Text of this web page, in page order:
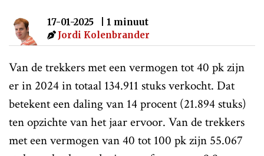
17-01-2025
| 1 minuut
Jordi Kolenbrander
Van de trekkers met een vermogen tot 40 pk zijn
er in 2024 in totaal 134.911 stuks verkocht. Dat
betekent een daling van 14 procent (21.894 stuks)
ten opzichte van het jaar ervoor. Van de trekkers
met een vermogen van 40 tot 100 pk zijn 55.067